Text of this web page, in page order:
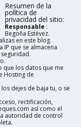
Resumen de la
política de
privacidad del sitio:
Responsable :
Begoña Estévez.
en este blog.
IP que se almacena
que los datos que me
Hosting de
dejes de baja tu, o se
rectificación,
así como el
autoridad de control